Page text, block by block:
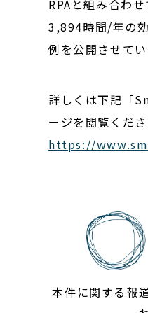
RPAと組み合わせ
3,894時間/年の
例を公開させてい
詳しくは下記「
ージを閲覧くださ
https://
本件に関する報